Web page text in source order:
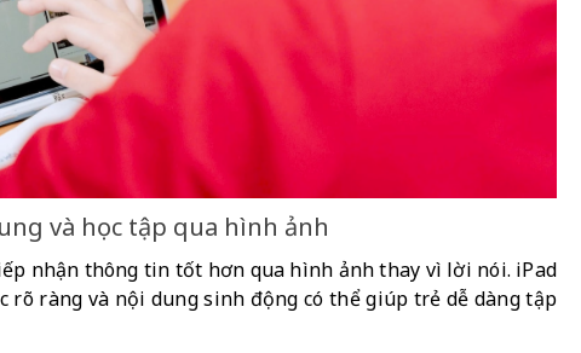
và học tập qua hình ảnh
nhận thông tin tốt hơn qua hình ảnh thay vì lời nói. iPad
rõ ràng và nội dung sinh động có thể giúp trẻ dễ dàng tập